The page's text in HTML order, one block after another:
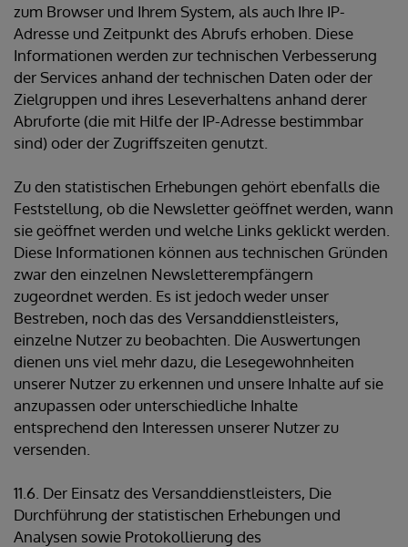
zum Browser und Ihrem System, als auch Ihre IP-
Adresse und Zeitpunkt des Abrufs erhoben. Diese
Informationen werden zur technischen Verbesserung
der Services anhand der technischen Daten oder der
Zielgruppen und ihres Leseverhaltens anhand derer
Abruforte (die mit Hilfe der IP-Adresse bestimmbar
sind) oder der Zugriffszeiten genutzt.
Zu den statistischen Erhebungen gehört ebenfalls die
Feststellung, ob die Newsletter geöffnet werden, wann
sie geöffnet werden und welche Links geklickt werden.
Diese Informationen können aus technischen Gründen
zwar den einzelnen Newsletterempfängern
zugeordnet werden. Es ist jedoch weder unser
Bestreben, noch das des Versanddienstleisters,
einzelne Nutzer zu beobachten. Die Auswertungen
dienen uns viel mehr dazu, die Lesegewohnheiten
unserer Nutzer zu erkennen und unsere Inhalte auf sie
anzupassen oder unterschiedliche Inhalte
entsprechend den Interessen unserer Nutzer zu
versenden.
11.6. Der Einsatz des Versanddienstleisters, Die
Durchführung der statistischen Erhebungen und
Analysen sowie Protokollierung des